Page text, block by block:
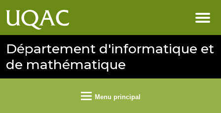
Département d'informatique et
de mathématique
Menu principal